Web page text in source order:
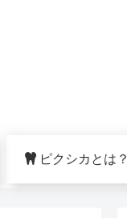
ピクシカとは？